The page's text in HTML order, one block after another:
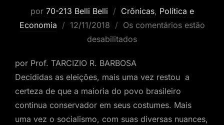
por 70-213 Belli Belli Crônicas, Política e
Economia
Postado
12/11/2018
Os comentários estão
desabilitados
por Prof. TARCIZIO R. BARBOSA
Decididas as eleições, mais uma vez restou a
certeza de que a maioria do povo brasileiro
continua conservador em seus costumes. Mais
uma vez o socialismo, com suas diversas nuances,